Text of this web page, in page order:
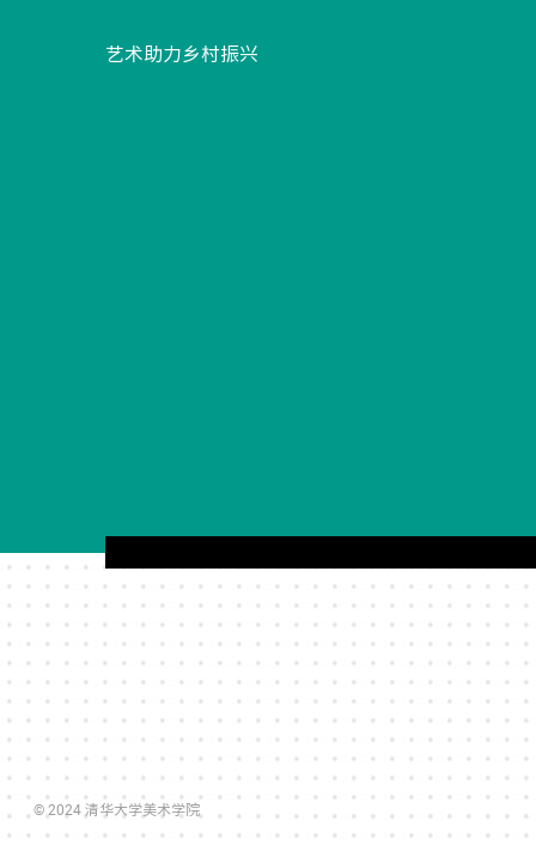
艺术助力乡村振兴
© 2024 清华大学美术学院